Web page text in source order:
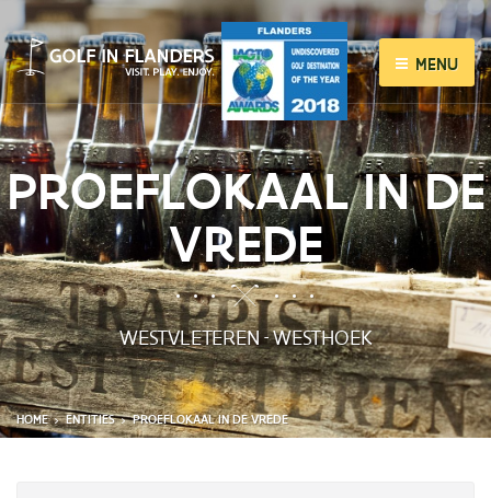
MENU
PROEFLOKAAL IN DE
VREDE
WESTVLETEREN-WESTHOEK
HOME ENTITIES PROEFLOKAAL IN DE VREDE